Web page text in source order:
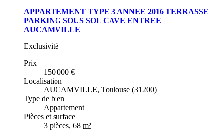
APPARTEMENT TYPE 3 ANNEE 2016 TERRASSE
PARKING SOUS SOL CAVE ENTREE
AUCAMVILLE
Exclusivité
Prix
150 000 €
Localisation
AUCAMVILLE, Toulouse (31200)
Type de bien
Appartement
Pièces et surface
3 pièces, 68 m²